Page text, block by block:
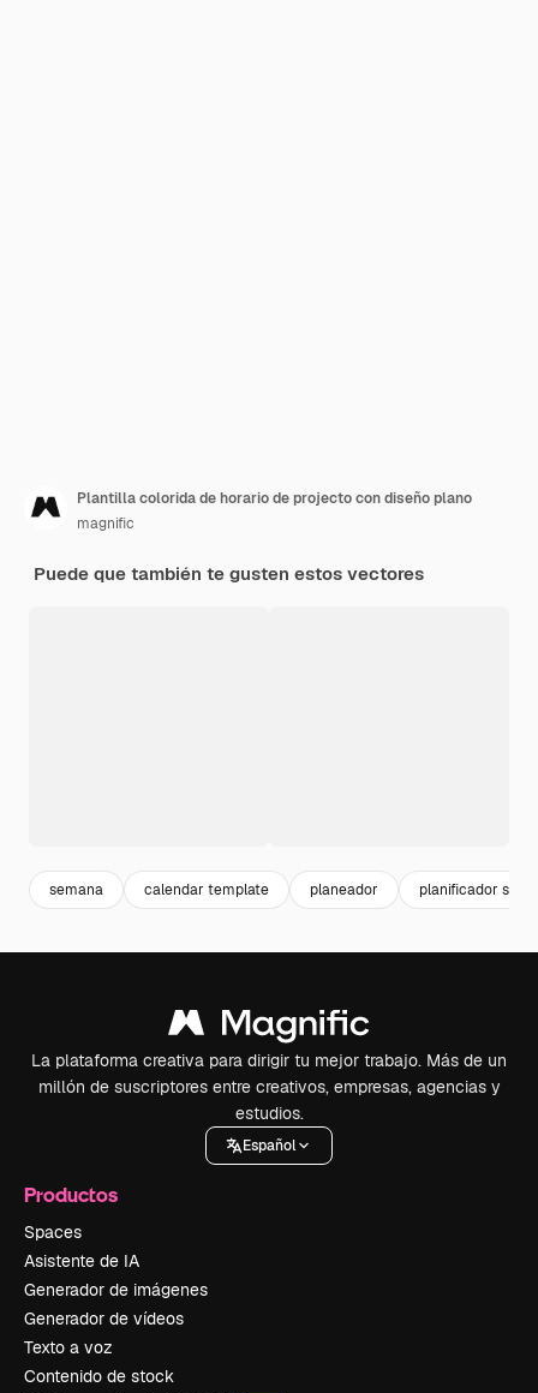
Plantilla colorida de horario de projecto con diseño plano
magnific
Puede que también te gusten estos vectores
semana calendar template planeador planificador
La plataforma creativa para dirigir tu mejor trabajo. Más de un
millón de suscriptores entre creativos, empresas, agencias y
estudios.
Español
Productos
Spaces
Asistente de IA
Generador de imágenes
Generador de vídeos
Texto a voz
Contenido de stock